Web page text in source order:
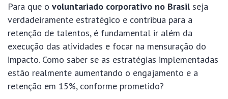
Para que o voluntariado corporativo no Brasilseja
verdadeiramente estratégico e contribua para a
retenção de talentos, é fundamental ir além da
execução das atividades e focar na mensuração do
impacto. Como saber se as estratégias implementadas
estão realmente aumentando o engajamento e a
retenção em 15%, conforme prometido?